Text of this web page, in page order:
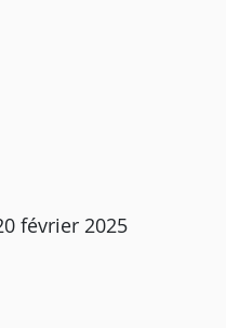
février 2025